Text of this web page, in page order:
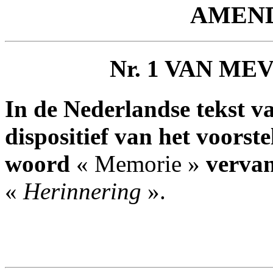
Nr. 1 VAN
In de Nederlandse tekst
dispositief van het
woord « Memorie »
« Herinnering ».